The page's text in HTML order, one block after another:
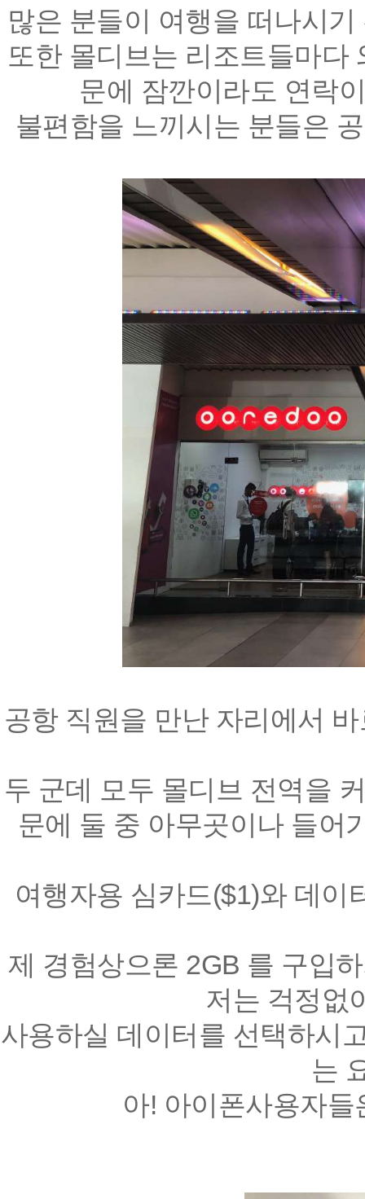
많은 분들이 여행을 떠나시
또한 몰디브는 리조트들마다
문에 잠깐이라도 연락
불편함을 느끼시는 분들은
공항 직원을 만난 자리에서
두 군데 모두 몰디브 전역을
문에 둘 중 아무곳이나 들어
여행자용 심카드($1)와 데이
제 경험상으론 2GB 를 구입
저는 걱정없
사용하실 데이터를 선택하시
는
아! 아이폰사용자